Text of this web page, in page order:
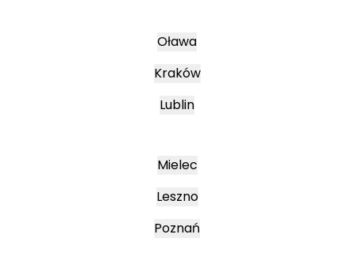
Oława
Kraków
Lublin
Mielec
Leszno
Poznań